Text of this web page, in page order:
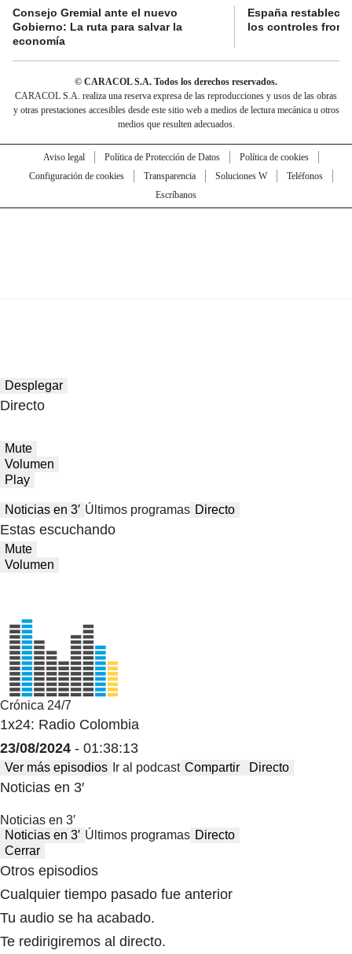
Consejo Gremial ante el nuevo
Gobierno: La ruta para salvar la
economía
España restablece
los controles
© CARACOL S.A. Todos los derechos reservados.
CARACOL S.A. realiza una reserva expresa de las reproducciones y usos de las obras
y otras prestaciones accesibles desde este sitio web a medios de lectura mecánica u otros
medios que resulten adecuados.
Aviso legal Política de Protección de Datos
Política de cookies
Configuración de cookies
Transparencia Soluciones W
Teléfonos
Escríbanos
Desplegar
Directo
Mute
Volumen
Play
Noticias en 3′ Últimos programas Directo
Estas escuchando
Mute
Volumen
Crónica 24/7
1x24: Radio Colombia
23/08/2024 - 01:38:13
Ver más episodios Ir al podcast Compartir Directo
Noticias en 3′
Noticias en 3′
Noticias en 3′ Últimos programas Directo
Cerrar
Otros episodios
Cualquier tiempo pasado fue anterior
Tu audio se ha acabado.
Te redirigiremos al directo.